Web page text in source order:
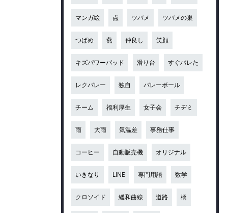
マンガ絵 点 ツバメ ツバメの巣
つばめ 燕 仲良し 笑顔
キズパワーパッド 滑り台 すぐバレた
レクバレー 独自 バレーボール
チーム 福利厚生 女子会 チヂミ
雨 大雨 気温差 事務仕事
コーヒー 自動販売機 オリジナル
いきなり LINE 専門用語 数学
クロソイド 緩和曲線 道路 橋